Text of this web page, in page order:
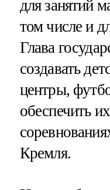
для занятий
том числе и
Глава
создавать
центры,
обеспечить
Кремля.